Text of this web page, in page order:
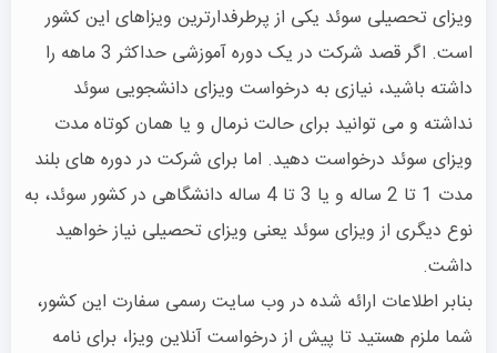
ویزای تحصیلی سوئد یکی از پرطرفدارترین ویزاهای این کشور
است. اگر قصد شرکت در یک دوره آموزشی حداکثر 3 ماهه را
داشته باشید، نیازی به درخواست ویزای دانشجویی سوئد
نداشته و می توانید برای حالت نرمال و یا همان کوتاه مدت
ویزای سوئد درخواست دهید. اما برای شرکت در دوره های بلند
مدت 1 تا 2 ساله و یا 3 تا 4 ساله دانشگاهی در کشور سوئد، به
نوع دیگری از ویزای سوئد یعنی ویزای تحصیلی نیاز خواهید
داشت.
بنابر اطلاعات ارائه شده در وب سایت رسمی سفارت این کشور،
شما ملزم هستید تا پیش از درخواست آنلاین ویزا، برای نامه